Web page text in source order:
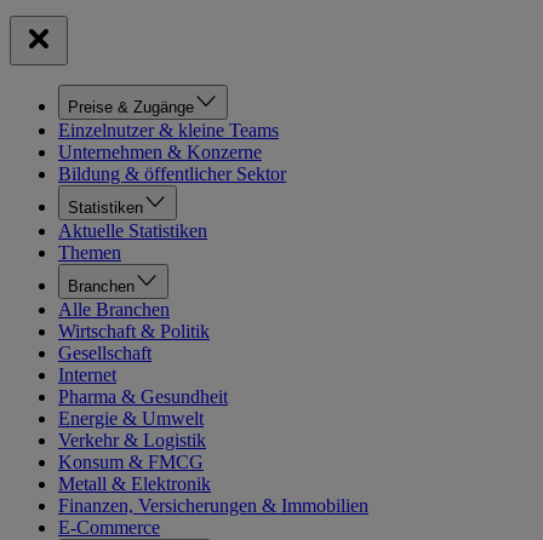
Preise & Zugänge
Einzelnutzer & kleine Teams
Unternehmen & Konzerne
Bildung & öffentlicher Sektor
Statistiken
Aktuelle Statistiken
Themen
Branchen
Alle Branchen
Wirtschaft & Politik
Gesellschaft
Internet
Pharma & Gesundheit
Energie & Umwelt
Verkehr & Logistik
Konsum & FMCG
Metall & Elektronik
Finanzen, Versicherungen & Immobilien
E-Commerce